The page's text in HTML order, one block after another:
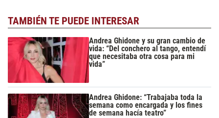
TAMBIÉN TE PUEDE INTERESAR
Andrea Ghidone y su gran cambio de
vida: “Del conchero al tango, entendí
que necesitaba otra cosa para mi
vida”
Andrea Ghidone: “Trabajaba toda la
semana como encargada y los fines
de semana hacía teatro”